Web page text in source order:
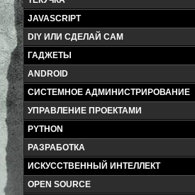
JAVASCRIPT
DIY ИЛИ СДЕЛАЙ САМ
ГАДЖЕТЫ
ANDROID
СИСТЕМНОЕ АДМИНИСТРИРОВАНИЕ
УПРАВЛЕНИЕ ПРОЕКТАМИ
PYTHON
РАЗРАБОТКА
ИСКУССТВЕННЫЙ ИНТЕЛЛЕКТ
OPEN SOURCE